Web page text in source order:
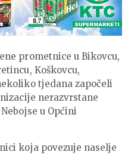
prometnice u Bikovcu,
Koškovcu,
tjedana započeli
nerazvrstane
u Općini
koja povezuje naselje